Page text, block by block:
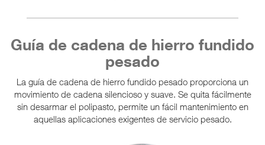
Guía de cadena de hierro fundido
pesado
La guía de cadena de hierro fundido pesado proporciona un
movimiento de cadena silencioso y suave. Se quita fácilmente
sin desarmar el polipasto, permite un fácil mantenimiento en
aquellas aplicaciones exigentes de servicio pesado.